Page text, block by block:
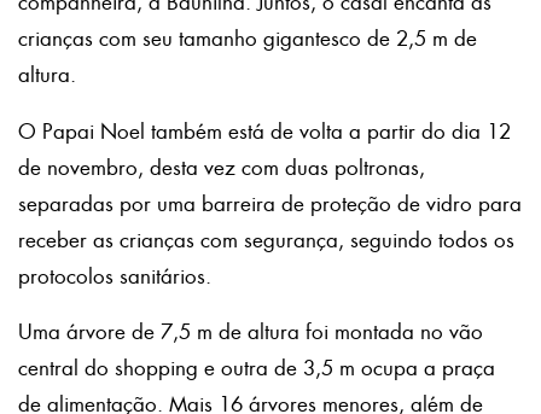
crianças com seu tamanho gigantesco de 2,5 m de
altura.
O Papai Noel também está de volta a partir do dia 12
de novembro, desta vez com duas poltronas,
separadas por uma barreira de proteção de vidro para
receber as crianças com segurança, seguindo todos os
protocolos sanitários.
Uma árvore de 7,5 m de altura foi montada no vão
central do shopping e outra de 3,5 m ocupa a praça
de alimentação. Mais 16 árvores menores, além de